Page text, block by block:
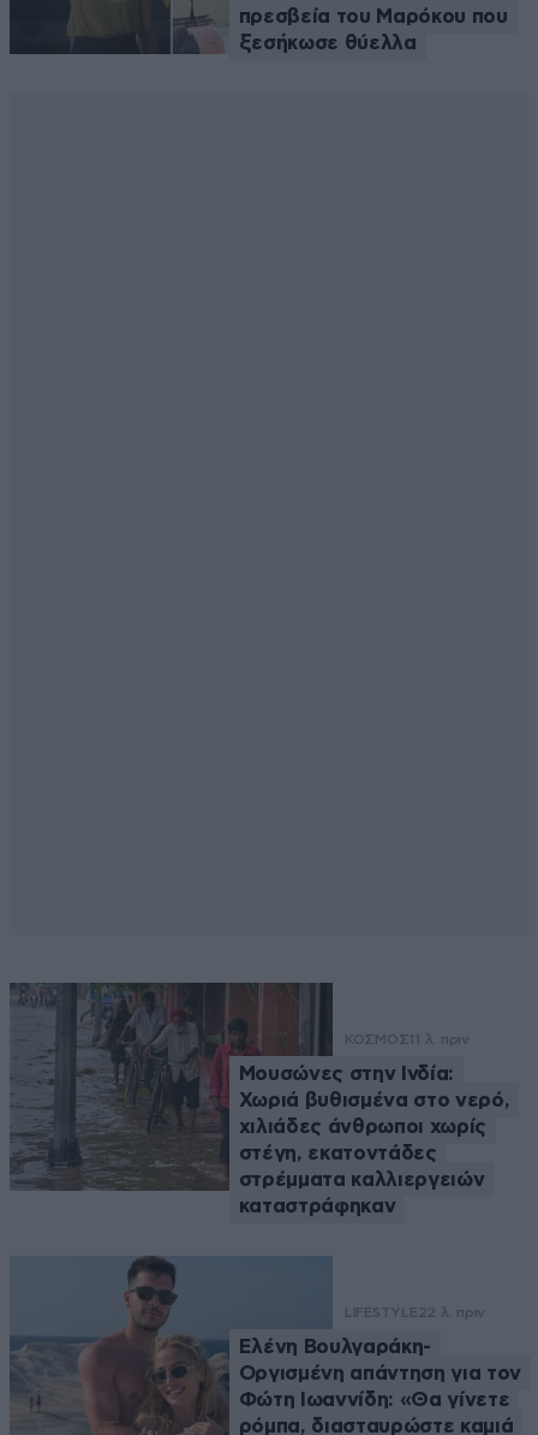
πρεσβεία του Μαρόκου που
ξεσήκωσε θύελλα
ΚΟΣΜΟΣ 11 λ. πριν
Μουσώνες στην Ινδία:
Χωριά βυθισμένα στο νερό,
χιλιάδες άνθρωποι χωρίς
στέγη, εκατοντάδες
στρέμματα καλλιεργειών
καταστράφηκαν
LIFESTYLE22 λ. πριν
Ελένη Βουλγαράκη-
Οργισμένη απάντηση για τον
Φώτη Ιωαννίδη: «Θα γίνετε
ρόμπα, διασταυρώστε καμιά